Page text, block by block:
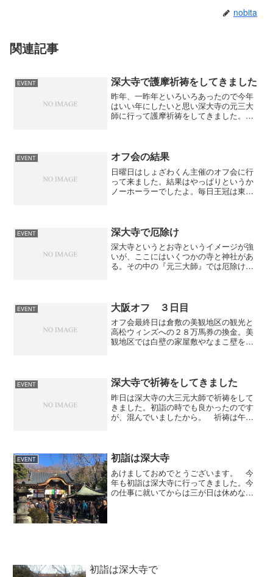
nobita
関連記事
EVENT 深大寺で護摩祈祷をしてきました
昨年、一昨年といろいろあったので今年
はいい年にしたいと思い深大寺の元三大
師に行って護摩祈祷をしてきました。元
合うように３０分前に...
EVENT オフ会の結果
日曜日はしょざわくん主催のオフ会に行
って来ました。結果はやっぱりというか
ノーホーラーでしたよ。毎日王冠は東京
チュリー、アドマイヤグル...
EVENT 深大寺で厄除け
深大寺というとお寺というイメージが強
いが、ここにはいくつかの寺と神社があ
る。その中の『元三大師』では厄除け
円、５千円、１万円、３万円、...
EVENT 大阪オフ ３日目
オフ会最終日は倉敷の美観地区の観光と
高松ウィンズへの２８万馬券の換金。美
観地区では白壁の家屋敷やなまこ壁を見
を舌鼓。高松ウィンズへはs...
EVENT 深大寺で祈祷をしてきました
昨日は深大寺の大三元大師で祈祷をして
きました。初詣の時でも良かったのです
が、混んでいましたから。 祈祷は午前
ました。 日だまりで彼女...
EVENT 初詣は深大寺
あけましておめでとうございます。 今
年も初詣は深大寺に行ってきました。今
の仕事に就いてからは三が日は休めない
初詣は深大寺で